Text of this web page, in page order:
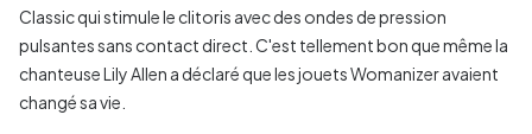
Classic qui stimule le clitoris avec des ondes de pression
pulsantes sans contact direct. C'est tellement bon que même la
chanteuse Lily Allen a déclaré que les jouets Womanizer avaient
changé sa vie.